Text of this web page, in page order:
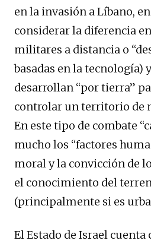
en la invasión a Líbano,
considerar la diferencia
militares a distancia o
basadas en la tecnología)
desarrollan “por tierra”
controlar un territorio de
En este tipo de combate
mucho los “factores
moral y la convicción de
el conocimiento del
(principalmente si es
El Estado de Israel cuenta